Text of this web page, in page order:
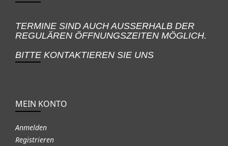
TERMINE SIND AUCH AUSSERHALB DER
REGULÄREN ÖFFNUNGSZEITEN MÖGLICH.
BITTE KONTAKTIEREN SIE UNS
MEIN KONTO
Anmelden
Registrieren